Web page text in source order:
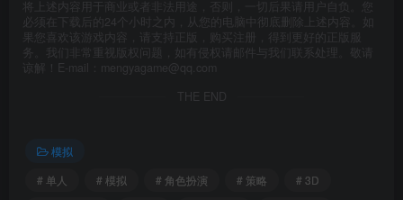
将上述内容用于商业或者非法用途，否则，一切后果请用户自负。您
必须在下载后的24个小时之内，从您的电脑中彻底删除上述内容。如
果您喜欢该游戏内容，请支持正版，购买注册，得到更好的正版服
务。我们非常重视版权问题，如有侵权请邮件与我们联系处理。敬请
谅解！E-mail：mengyagame@qq.com
THE END
模拟
# 单人
# 模拟 # 角色扮演 # 策略
# 3D